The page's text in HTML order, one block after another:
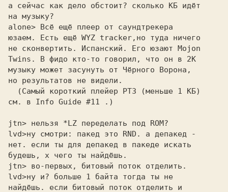
а сейчас как дело обстоит? сколько КБ идёт
на музыку?
alone> Всё ещё плеер от саундтрекера
юзаем. Есть ещё WYZ tracker,но туда ничего
не сконвертить. Испанский. Его юзают Mojon
Twins. В фидо кто-то говорил, что он в 2К
музыку может засунуть от Чёрного Ворона,
но результатов не видели.
см. в Info Guide #11 .)
jtn> нельзя *LZ переделать под ROM?
lvd>
нет. если ты для депакед в пакеде искать
будешь, х чего ты найдёшь.
jtn> во-первых, битовый поток отделить.
lvd>
найдёшь. если битовый поток отделить и